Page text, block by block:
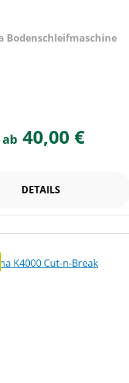
Bodenschleifmaschine
40,00 €
DETAILS